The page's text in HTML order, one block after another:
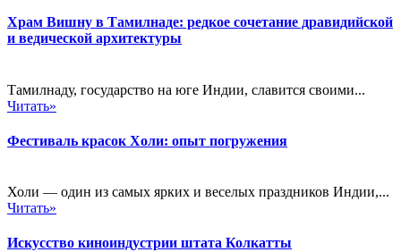
Храм Вишну в Тамилнаде: редкое сочетание дравидийской
и ведической архитектуры
Тамилнаду, государство на юге Индии, славится своими...
Читать»
Фестиваль красок Холи: опыт погружения
Холи — один из самых ярких и веселых праздников Индии,...
Читать»
Искусство киноиндустрии штата Колкатты